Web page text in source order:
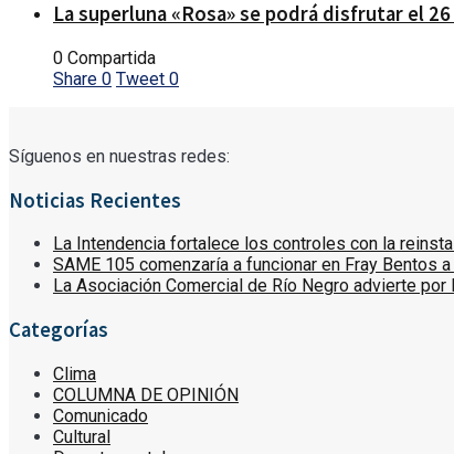
La superluna «Rosa» se podrá disfrutar el
0 Compartida
Share 0 Tweet 0
Síguenos en nuestras redes:
Noticias Recientes
La Intendencia fortalece los controles con la
SAME 105 comenzaría a funcionar en Fray Bentos
La Asociación Comercial de Río Negro advierte
Categorías
Clima
COLUMNA DE OPINIÓN
Comunicado
Cultural